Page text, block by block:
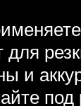
для
и
под